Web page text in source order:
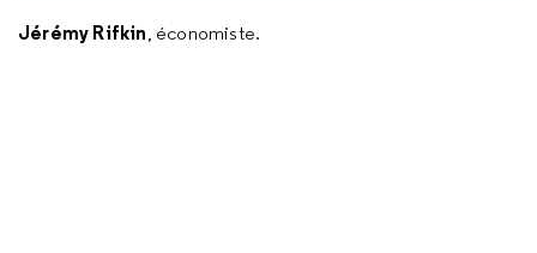
Jérémy Rifkin, économiste.